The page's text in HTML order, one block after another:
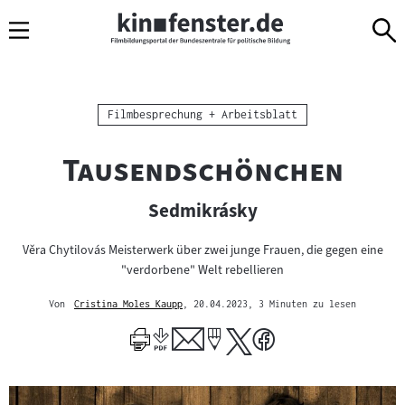
Navigation
zum
zur
Kategorie:
Filmbesprechung + Arbeitsblatt
"
Tausendschönchen
Sedmikrásky
Věra Chytilovás Meisterwerk über zwei junge Frauen, die gegen eine
"verdorbene" Welt rebellieren
Von
Cristina Moles Kaupp
zum
Author
, 20.04.2023 , 3 Minuten zu lesen